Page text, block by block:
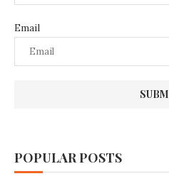
Email
POPULAR POSTS